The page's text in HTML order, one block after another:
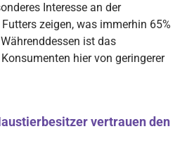
Interesse an der
zeigen, was immerhin 65%
ist das
hier von geringerer
vertrauen den